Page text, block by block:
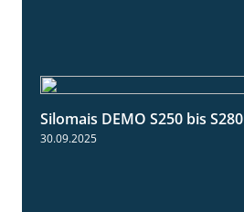
Silomais DEMO S250 bis S280
30.09.2025